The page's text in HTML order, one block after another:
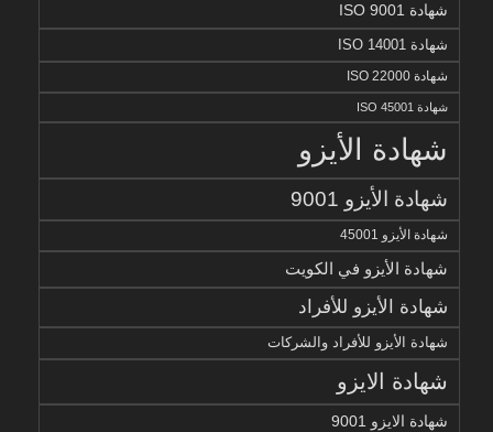
شهادة ISO 9001
شهادة ISO 14001
شهادة ISO 22000
شهادة ISO 45001
شهادة الأيزو
شهادة الأيزو 9001
شهادة الأيزو 45001
شهادة الأيزو في الكويت
شهادة الأيزو للأفراد
شهادة الأيزو للأفراد والشركات
شهادة الايزو
شهادة الايزو 9001